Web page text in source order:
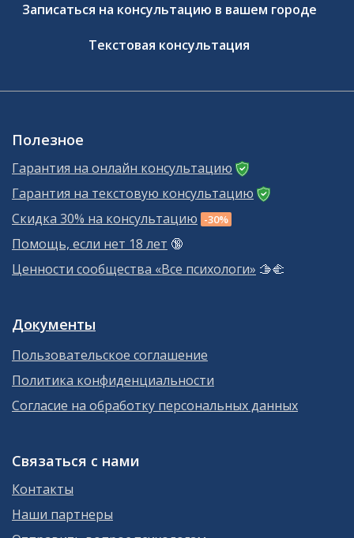
Записаться на консультацию в вашем городе
Текстовая консультация
Полезное
Гарантия на онлайн консультацию
Гарантия на текстовую консультацию
Скидка 30% на консультацию -30%
Помощь, если нет 18 лет 🔞
Ценности сообщества «Все психологи» 🫱‍🫲
Документы
Пользовательское соглашение
Политика конфиденциальности
Согласие на обработку персональных данных
Связаться с нами
Контакты
Наши партнеры